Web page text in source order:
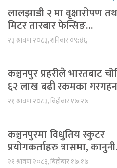
लालझाडी २ मा वृक्षारोपण
मिटर तारबार फेन्सिङ…
२३ श्रावण २०८३, शनिबार ०९:४६
कञ्चनपुर प्रहरीले भारतबाट
६२ लाख बढी रकमका
२१ श्रावण २०८३, बिहीबार १७:२७
कञ्चनपुरमा विधुतिय स्कुटर
प्रयोगकर्ताहरु त्रासमा,
२१ श्रावण २०८३, बिहीबार १७:१७